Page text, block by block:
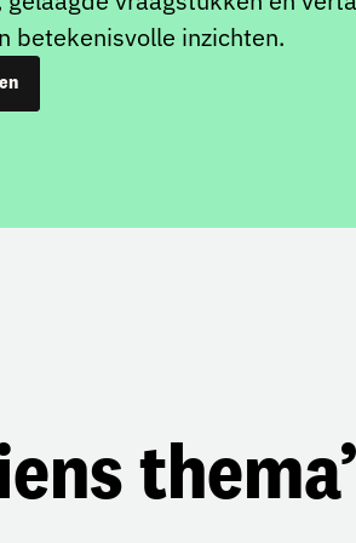
betekenisvolle inzichten.